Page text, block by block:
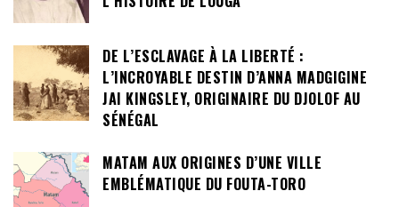
DE L’ESCLAVAGE À LA LIBERTÉ :
L’INCROYABLE DESTIN D’ANNA MADGIGINE
JAI KINGSLEY, ORIGINAIRE DU DJOLOF AU
SÉNÉGAL
MATAM AUX ORIGINES D’UNE VILLE
EMBLÉMATIQUE DU FOUTA-TORO